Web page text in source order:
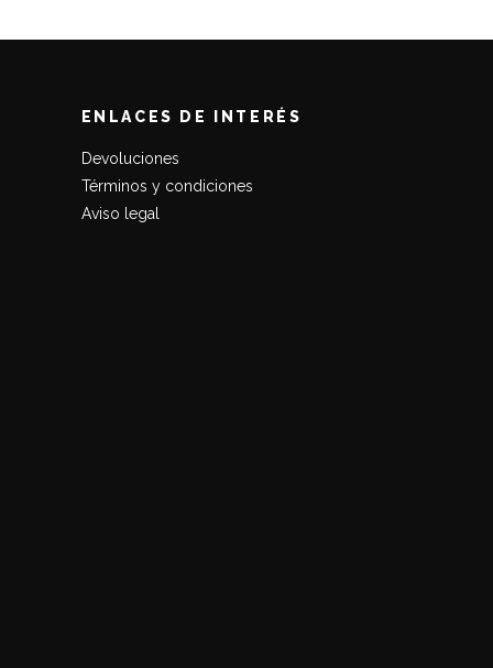
ENLACES DE INTERÉS
Devoluciones
Términos y condiciones
Aviso legal